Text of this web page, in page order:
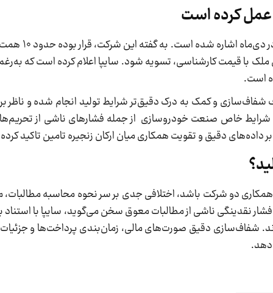
در بخش دیگری از بیانیه
با قیمت کارشناسی، تسویه شود. سایپا اعلام کرده است که
شفاف‌سازی و کمک به درک دقیق‌تر شرایط تولید انجام شده و ناظر
شرایط خاص صنعت خودروسازی از جمله فشارهای ناشی از
دقیق و تقویت همکاری میان ارکان زنجیره تامین تاکید
همکاری دو شرکت باشد، اختلافی جدی بر سر نحوه محاسبه مطالبات،
نقدینگی ناشی از مطالبات معوق سخن می‌گوید، سایپا با استناد
شفاف‌سازی دقیق صورت‌های مالی، زمان‌بندی پرداخت‌ها و جزئیات
دهد.